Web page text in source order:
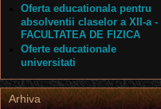
Oferta educationala pentru
absolventii claselor a XII-a -
FACULTATEA DE FIZICA
Oferte educationale
universitati
Arhiva